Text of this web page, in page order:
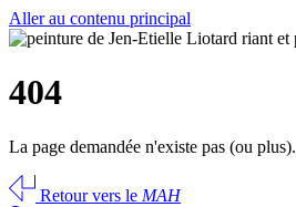
Aller au contenu principal
404
La page demandée n'existe pas (ou plus).
Retour vers le MAH